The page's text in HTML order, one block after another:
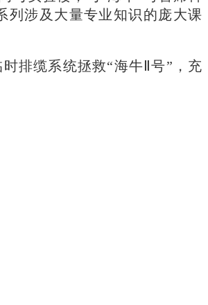
列涉及大量专业知识的庞大课
排缆系统拯救“海牛Ⅱ号”，充